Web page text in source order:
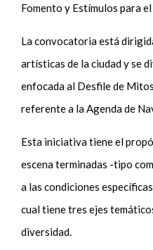
Fomento y Estímulos para
La convocatoria está
artísticas de la ciudad y se
enfocada al Desfile de
referente a la Agenda de
Esta iniciativa tiene el
escena terminadas -tipo
a las condiciones
cual tiene tres ejes
diversidad.